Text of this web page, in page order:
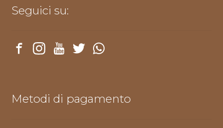
Seguici su:
Metodi di pagamento